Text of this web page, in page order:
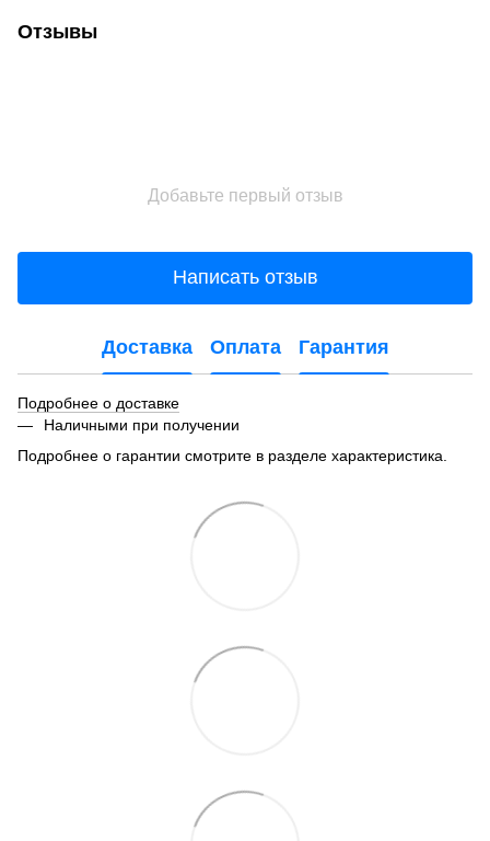
Отзывы
Добавьте первый отзыв
Написать отзыв
Доставка Оплата Гарантия
Подробнее о доставке
Наличными при получении
Подробнее о гарантии смотрите в разделе характеристика.